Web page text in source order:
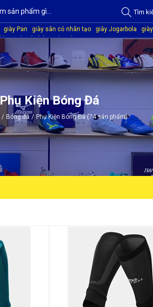
Tìm
giày Pan giày sân cỏ nhân tạo giày Jogarbola
giày
quần áo bóng đá giày Kamito
Phụ Kiện Bóng Đá
/ Bóng đá / Phụ Kiện Bóng Đá (74 sản phẩm)